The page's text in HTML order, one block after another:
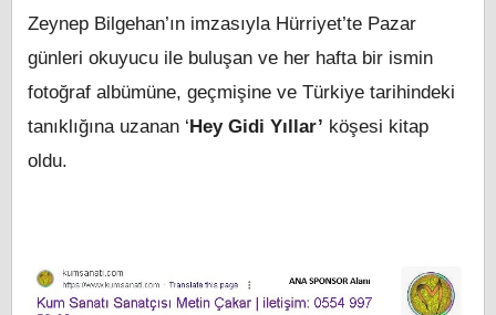
Zeynep Bilgehan’ın imzasıyla Hürriyet’te Pazar
günleri okuyucu ile buluşan ve her hafta bir ismin
fotoğraf albümüne, geçmişine ve Türkiye tarihindeki
tanıklığına uzanan ‘Hey Gidi Yıllar’ köşesi kitap
oldu.